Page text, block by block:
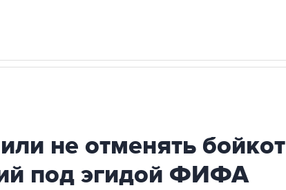
не отменять бойкот
под эгидой ФИФА